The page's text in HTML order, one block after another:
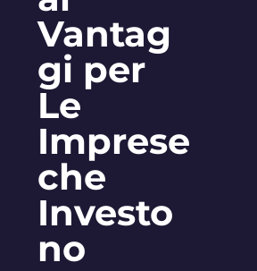
Vantag
gi per
Le
Imprese
che
Investo
no